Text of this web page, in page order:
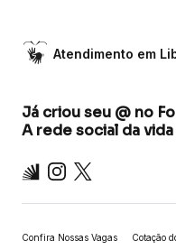
Atendimento em
Já criou seu @ no
A rede social da
Inter Instagram
X
Confira Nossas Vagas Cotação